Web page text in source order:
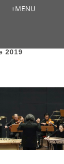
+MENU
2019